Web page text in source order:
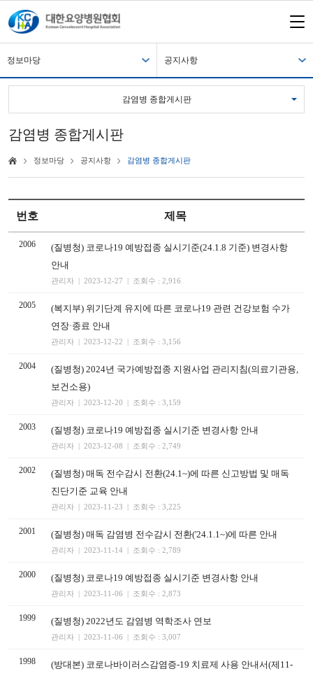
정보마당 공지사항
감염병 종합게시판
감염병 종합게시판
정보마당 공지사항 감염병 종합게시판
번호 제목
2006
(질병청) 코로나19 예방접종 실시기준(24.1.8 기준) 변경사항
안내
관리자 | 2023-12-27 | 조회수 : 2,916
2005
(복지부) 위기단계 유지에 따른 코로나19 관련 건강보험 수가
연장·종료 안내
관리자 | 2023-12-22 | 조회수 : 3,156
2004
(질병청) 2024년 국가예방접종 지원사업 관리지침(의료기관용,
보건소용)
관리자 | 2023-12-20 | 조회수 : 3,159
2003 (질병청) 코로나19 예방접종 실시기준 변경사항 안내
관리자 | 2023-12-08 | 조회수 : 2,749
2002
(질병청) 매독 전수감시 전환(24.1~)에 따른 신고방법 및 매독
진단기준 교육 안내
관리자 | 2023-11-23 | 조회수 : 3,225
2001 (질병청) 매독 감염병 전수감시 전환('24.1.1~)에 따른 안내
관리자 | 2023-11-14 | 조회수 : 2,789
2000 (질병청) 코로나19 예방접종 실시기준 변경사항 안내
관리자 | 2023-11-06 | 조회수 : 2,873
1999 (질병청) 2022년도 감염병 역학조사 연보
관리자 | 2023-11-06 | 조회수 : 3,007
1998
(방대본) 코로나바이러스감염증-19 치료제 사용 안내서(제11-